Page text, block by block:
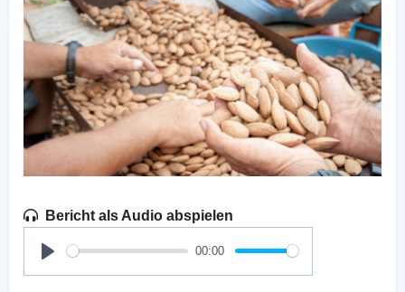
Bericht als Audio abspielen
Play
00:00